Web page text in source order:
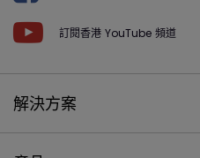
訂閱香港 YouTube 頻道
解決方案